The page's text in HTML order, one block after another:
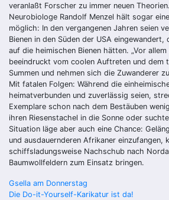
veranlaßt Forscher zu immer neuen Theorien
Neurobiologe Randolf Menzel hält sogar
möglich: In den vergangenen Jahren seien
Bienen in den Süden der USA eingewandert,
auf die heimischen Bienen hätten. „Vor
beeindruckt vom coolen Auftreten und dem
Summen und nehmen sich die Zuwanderer
Mit fatalen Folgen: Während die
heimatverbunden und zuverlässig seien,
Exemplare schon nach dem Bestäuben
ihren Riesenstachel in die Sonne oder
Situation läge aber auch eine Chance:
und ausdauernderen Afrikaner einzufangen,
schiffsladungsweise Nachschub nach
Baumwollfeldern zum Einsatz bringen.
Beitragsnavigation
Gsella am Donnerstag
Die Do-it-Yourself-Karikatur ist da!